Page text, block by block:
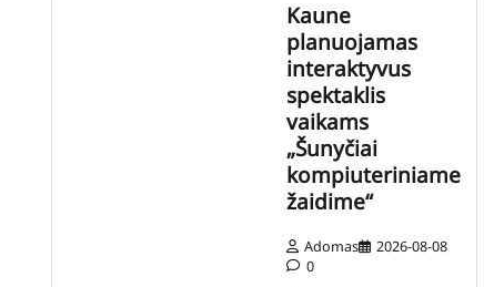
Kaune
planuojamas
interaktyvus
spektaklis
vaikams
„Šunyčiai
kompiuteriniame
žaidime“
Adomas
2026-08-08
0